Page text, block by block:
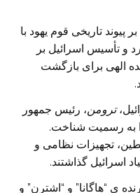
تاریخی قوم یهود با
و تأسیس اسرائیل بر
را تحقق وعده الهی برای بازگشت
ترومن، رئیس جمهور
به رسمیت شناخت.
تجهیزات نظامی و
اسرائیل گذاشتند.
ی “هاگانا” و‌ “اشترن” و